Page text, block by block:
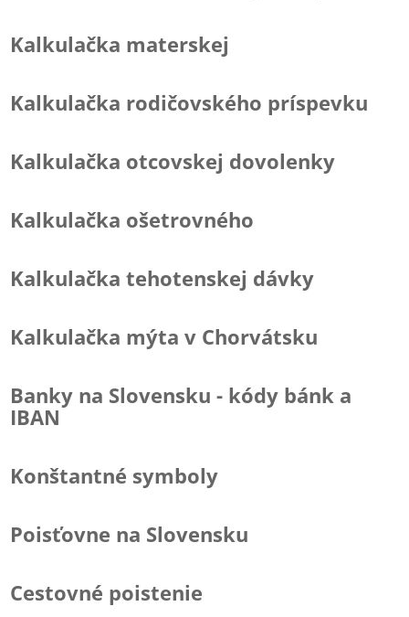
Kalkulačka materskej
Kalkulačka rodičovského príspevku
Kalkulačka otcovskej dovolenky
Kalkulačka ošetrovného
Kalkulačka tehotenskej dávky
Kalkulačka mýta v Chorvátsku
Banky na Slovensku - kódy bánk a
IBAN
Konštantné symboly
Poisťovne na Slovensku
Cestovné poistenie